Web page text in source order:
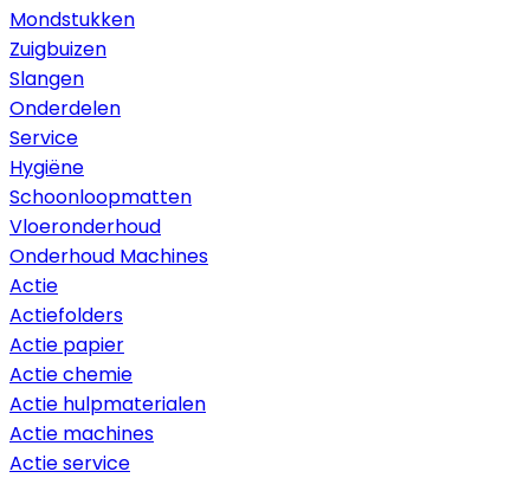
Mondstukken
Zuigbuizen
Slangen
Onderdelen
Service
Hygiëne
Schoonloopmatten
Vloeronderhoud
Onderhoud Machines
Actie
Actiefolders
Actie papier
Actie chemie
Actie hulpmaterialen
Actie machines
Actie service